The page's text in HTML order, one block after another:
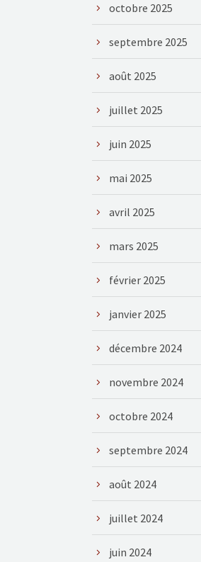
octobre 2025
septembre 2025
août 2025
juillet 2025
juin 2025
mai 2025
avril 2025
mars 2025
février 2025
janvier 2025
décembre 2024
novembre 2024
octobre 2024
septembre 2024
août 2024
juillet 2024
juin 2024